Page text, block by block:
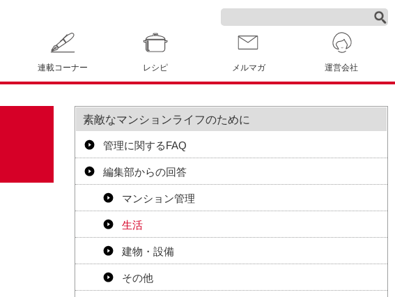
連載コーナー レシピ メルマガ 運営会社
素敵なマンションライフのために
管理に関するFAQ
編集部からの回答
マンション管理
生活
建物・設備
その他